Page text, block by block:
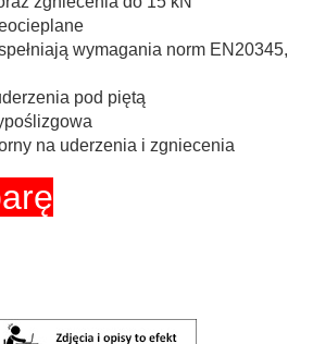
wymagania norm EN20345,
pod piętą
na uderzenia i zgniecenia